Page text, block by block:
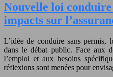
Nouvelle loi
impacts sur
L’idée de conduire sans permis,
dans le débat public. Face aux
l’emploi et aux besoins
réflexions sont menées pour